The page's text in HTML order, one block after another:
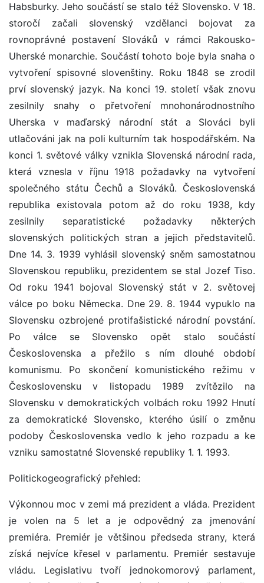
Habsburky. Jeho součástí se stalo též Slovensko. V 18.
storočí začali slovenský vzdělanci bojovat za
rovnoprávné postavení Slováků v rámci Rakousko-
Uherské monarchie. Součástí tohoto boje byla snaha o
vytvoření spisovné slovenštiny. Roku 1848 se zrodil
prví slovenský jazyk. Na konci 19. století však znovu
zesilnily snahy o přetvoření mnohonárodnostního
Uherska v maďarský národní stát a Slováci byli
utlačováni jak na poli kulturním tak hospodářském. Na
konci 1. světové války vznikla Slovenská národní rada,
která vznesla v říjnu 1918 požadavky na vytvoření
společného státu Čechů a Slováků. Československá
republika existovala potom až do roku 1938, kdy
zesilnily separatistické požadavky některých
slovenských politických stran a jejich představitelů.
Dne 14. 3. 1939 vyhlásil slovenský sněm samostatnou
Slovenskou republiku, prezidentem se stal Jozef Tiso.
Od roku 1941 bojoval Slovenský stát v 2. světovej
válce po boku Německa. Dne 29. 8. 1944 vypuklo na
Slovensku ozbrojené protifašistické národní povstání.
Po válce se Slovensko opět stalo součástí
Československa a přežilo s ním dlouhé období
komunismu. Po skončení komunistického režimu v
Československu v listopadu 1989 zvítězilo na
Slovensku v demokratických volbách roku 1992 Hnutí
za demokratické Slovensko, kterého úsilí o změnu
podoby Československa vedlo k jeho rozpadu a ke
vzniku samostatné Slovenské republiky 1. 1. 1993.
Politickogeografický přehled:
Výkonnou moc v zemi má prezident a vláda. Prezident
je volen na 5 let a je odpovědný za jmenování
premiéra. Premiér je většinou předseda strany, která
získá nejvíce křesel v parlamentu. Premiér sestavuje
vládu. Legislativu tvoří jednokomorový parlament,